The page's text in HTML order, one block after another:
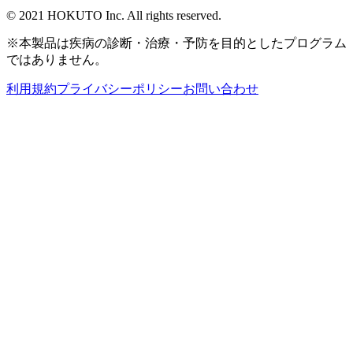
© 2021 HOKUTO Inc. All rights reserved.
※本製品は疾病の診断・治療・予防を目的としたプログラム
ではありません。
利用規約プライバシーポリシーお問い合わせ